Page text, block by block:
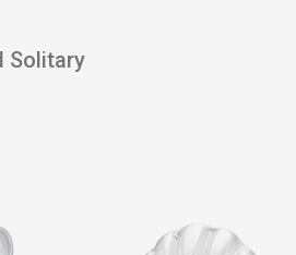
Solitary